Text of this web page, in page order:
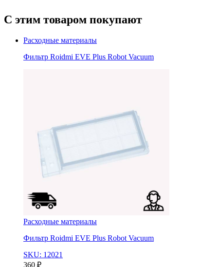
С этим товаром покупают
Расходные материалы
Фильтр Roidmi EVE Plus Robot Vacuum
Расходные материалы
Фильтр Roidmi EVE Plus Robot Vacuum
SKU: 12021
360 ₽